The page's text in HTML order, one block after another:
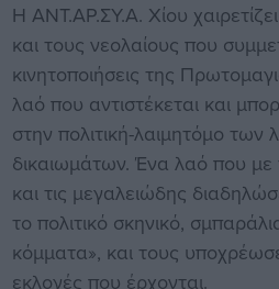
Η ΑΝΤ.ΑΡ.ΣΥ.Α. Χίου
και τους νεολαίους που
κινητοποιήσεις της
λαό που αντιστέκεται και
στην πολιτική-λαιμητόμο
δικαιωμάτων. Ένα λαό που
και τις μεγαλειώδης
το πολιτικό σκηνικό,
κόμματα», και τους
εκλογές που έρχονται.